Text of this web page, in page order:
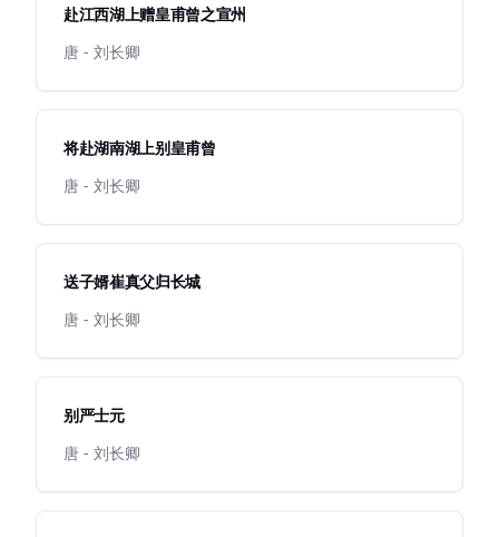
赴江西湖上赠皇甫曾之宣州
唐 - 刘长卿
将赴湖南湖上别皇甫曾
唐 - 刘长卿
送子婿崔真父归长城
唐 - 刘长卿
别严士元
唐 - 刘长卿